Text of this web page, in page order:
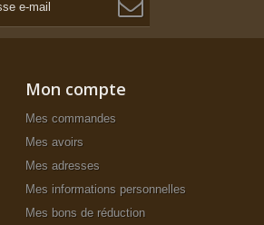
Mon compte
Mes commandes
Mes avoirs
Mes adresses
Mes informations personnelles
Mes bons de réduction